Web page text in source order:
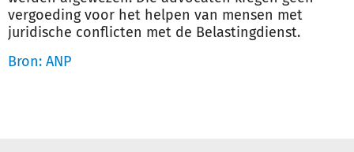
vergoeding voor het helpen van mensen met
juridische conflicten met de Belastingdienst.
Bron: ANP